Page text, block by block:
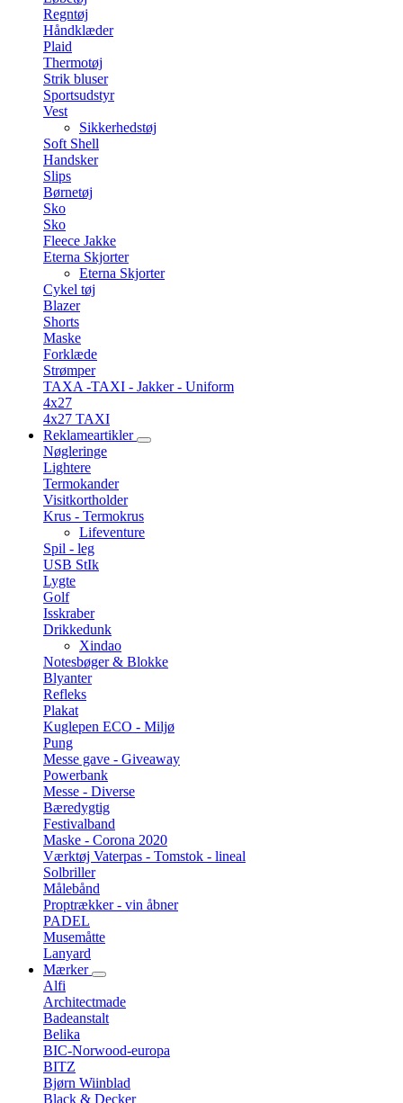
Regntøj
Håndklæder
Plaid
Thermotøj
Strik bluser
Sportsudstyr
Vest
Sikkerhedstøj
Soft Shell
Handsker
Slips
Børnetøj
Sko
Sko
Fleece Jakke
Eterna Skjorter
Eterna Skjorter
Cykel tøj
Blazer
Shorts
Maske
Forklæde
Strømper
TAXA -TAXI - Jakker - Uniform
4x27
4x27 TAXI
Reklameartikler
Nøgleringe
Lightere
Termokander
Visitkortholder
Krus - Termokrus
Lifeventure
Spil - leg
USB StIk
Lygte
Golf
Isskraber
Drikkedunk
Xindao
Notesbøger & Blokke
Blyanter
Refleks
Plakat
Kuglepen ECO - Miljø
Pung
Messe gave - Giveaway
Powerbank
Messe - Diverse
Bæredygtig
Festivalband
Maske - Corona 2020
Værktøj Vaterpas - Tomstok - lineal
Solbriller
Målebånd
Proptrækker - vin åbner
PADEL
Musemåtte
Lanyard
Mærker
Alfi
Architectmade
Badeanstalt
Belika
BIC-Norwood-europa
BITZ
Bjørn Wiinblad
Black & Decker